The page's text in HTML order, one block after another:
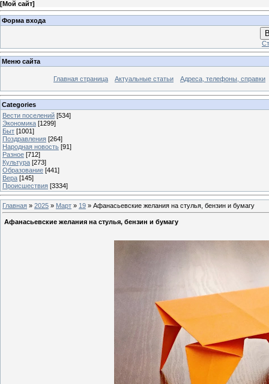
[Мой сайт]
Форма входа
Меню сайта
Главная страница Актуальные статьи Адреса, телефоны, справки
Categories
Вести поселений [534]
Экономика [1299]
Быт [1001]
Поздравления [264]
Народная новость [91]
Разное [712]
Культура [273]
Образование [441]
Вера [145]
Происшествия [3334]
Главная » 2025 » Март » 19 » Афанасьевские желания на стулья, бензин и бумагу
Афанасьевские желания на стулья, бензин и бумагу